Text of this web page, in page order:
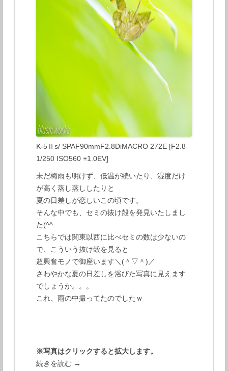
K-5Ⅱs/ SPAF90mmF2.8DiMACRO 272E [F2.8
1/250 ISO560 +1.0EV]
未だ梅雨も明けず、低温が続いたり、湿度だけ
が高く蒸し蒸ししたりと
夏の日差しが恋しいこの頃です。
そんな中でも、セミの抜け殻を発見いたしまし
た(^^
こちらでは関東以西に比べセミの数は少ないの
で、こういう抜け殻を見ると
超興奮モノで御座います＼(＾▽＾)／
さわやかな夏の日差しを浴びた写真に見えます
でしょうか。。。
これ、雨の中撮ってたのでしたｗ
※写真はクリックすると拡大します。
続きを読む →